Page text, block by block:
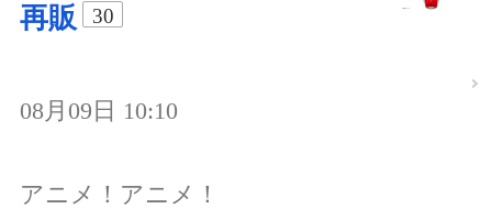
再販
30
08月09日 10:10
アニメ！アニメ！